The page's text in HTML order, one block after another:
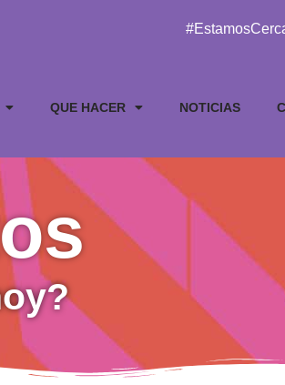
QUE HACER NOTICIAS